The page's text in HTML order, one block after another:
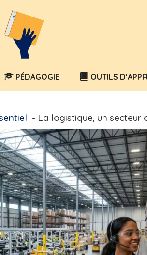
PÉDAGOGIE OUTILS
La logistique, un secteur